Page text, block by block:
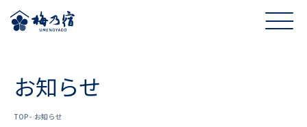
お知らせ
TOP お知らせ